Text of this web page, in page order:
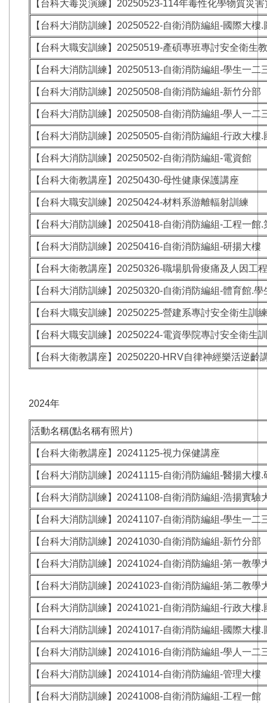
【台科大毒災演練】20250523-114年毒性化學物質災
【台科大消防訓練】20250522-自衛消防編組-國際大樓
【台科大職安訓練】20250519-產碩專班專討安全衛生
【台科大消防訓練】20250513-自衛消防編組-學生一二
【台科大消防訓練】20250508-自衛消防編組-新竹分部
【台科大消防訓練】20250508-自衛消防編組-學人一二
【台科大消防訓練】20250505-自衛消防編組-行政大樓
【台科大消防訓練】20250502-自衛消防編組-電資館
【台科大衛教講座】20250430-母性健康保護講座
【台科大職安訓練】20250424-材料系游離輻射訓練
【台科大消防訓練】20250418-自衛消防編組-工程一館
【台科大消防訓練】20250416-自衛消防編組-研揚大樓
【台科大衛教講座】20250326-職場肌骨痠痛及人因工
【台科大消防訓練】20250320-自衛消防編組-體育館.學
【台科大職安訓練】20250225-營建系專討安全衛生訓練
【台科大職安訓練】20250224-電資學院專討安全衛生
【台科大衛教講座】20250220-HRV自律神經樂活逆齡
2024年
活動名稱(點名稱有照片)
【台科大衛教講座】20241125-視力保健講座
【台科大消防訓練】20241115-自衛消防編組-醫揚大樓.
【台科大消防訓練】20241108-自衛消防編組-浩揚實驗
【台科大消防訓練】20241107-自衛消防編組-學生一二
【台科大消防訓練】20241030-自衛消防編組-新竹分部
【台科大消防訓練】20241024-自衛消防編組-第一教學
【台科大消防訓練】20241023-自衛消防編組-第二教學
【台科大消防訓練】20241021-自衛消防編組-行政大樓
【台科大消防訓練】20241017-自衛消防編組-國際大樓.
【台科大消防訓練】20241016-自衛消防編組-學人一二
【台科大消防訓練】20241014-自衛消防編組-管理大樓
【台科大消防訓練】20241008-自衛消防編組-工程一館